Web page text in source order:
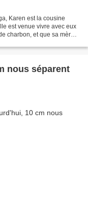
Karen est la cousine
est venue vivre avec eux
charbon, et que sa mère
nous séparent